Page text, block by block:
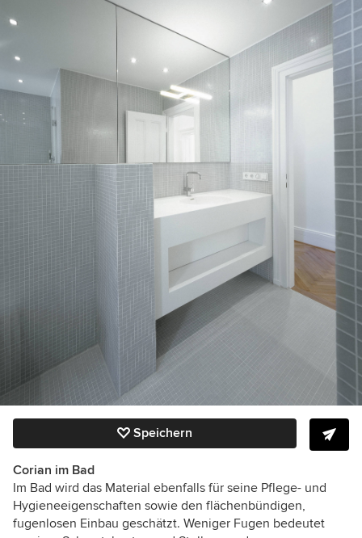
Speichern
Corian im Bad
Im Bad wird das Material ebenfalls für seine Pflege- und
Hygieneeigenschaften sowie den flächenbündigen,
fugenlosen Einbau geschätzt. Weniger Fugen bedeutet